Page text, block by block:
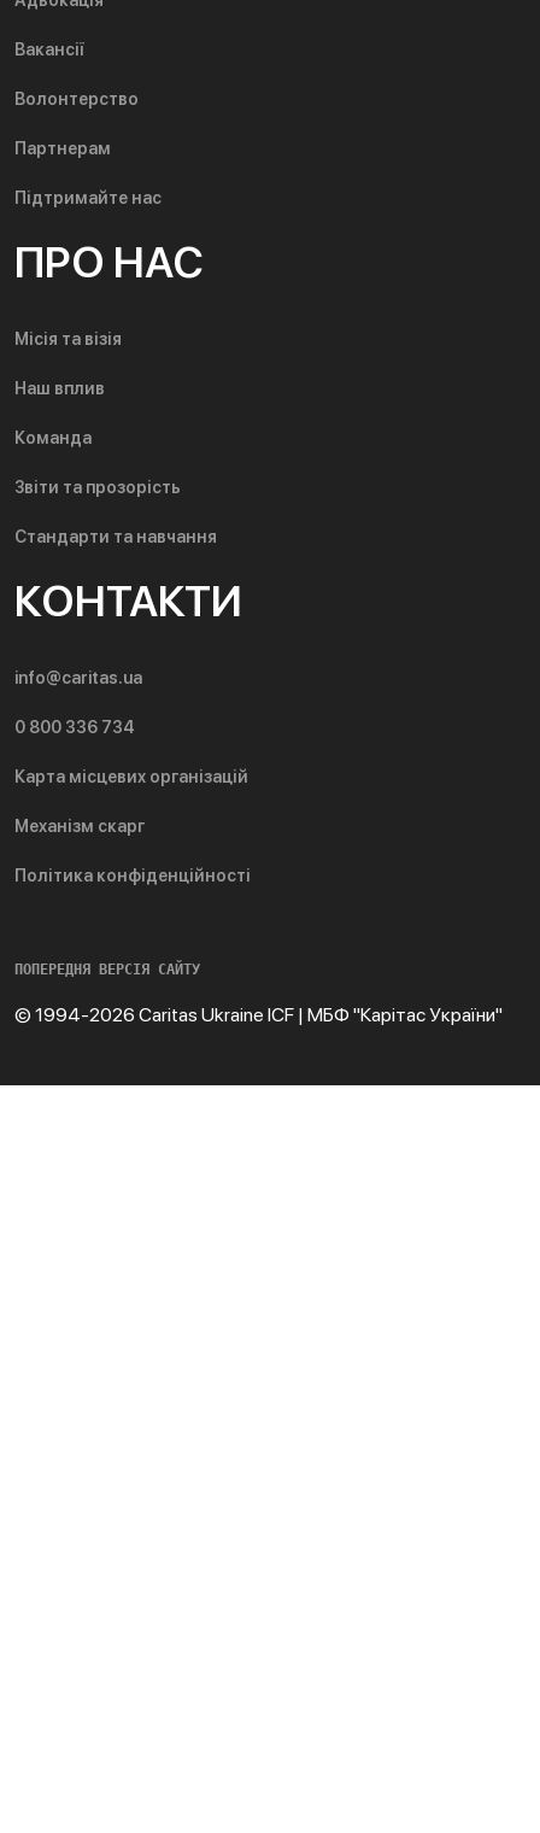
Вакансії
Волонтерство
Партнерам
Підтримайте нас
ПРО НАС
Місія та візія
Наш вплив
Команда
Звіти та прозорість
Стандарти та навчання
КОНТАКТИ
info@caritas.ua
0 800 336 734
Карта місцевих організацій
Механізм скарг
Політика конфіденційності
ПОПЕРЕДНЯ ВЕРСІЯ САЙТУ
© 1994-2026 Caritas Ukraine ICF | МБФ "Карітас України"